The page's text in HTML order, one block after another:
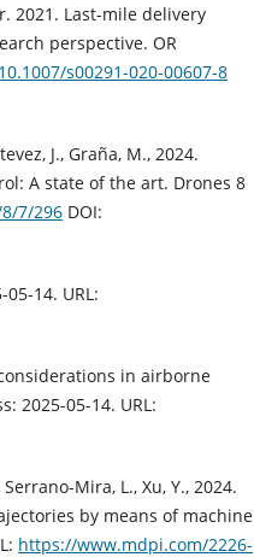
2021. Last-mile delivery
perspective. OR
s00291-020-00607-8
J., Graña, M., 2024.
A state of the art. Drones 8
7/296 DOI:
14. URL:
considerations in airborne
2025-05-14. URL:
Mira, L., Xu, Y., 2024.
by means of machine
https://www.mdpi.com/2226-